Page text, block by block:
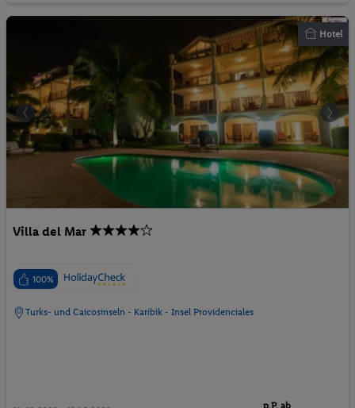
Hotel
Villa del Mar
100%
Turks- und Caicosinseln - Karibik - Insel Providenciales
p.P. ab